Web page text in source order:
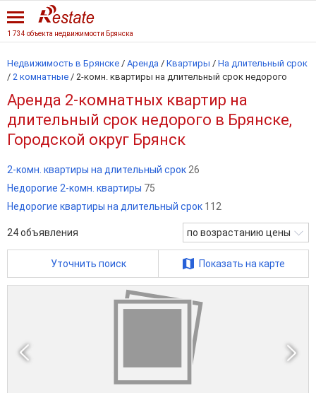
1 734 объекта недвижимости Брянска
Недвижимость в Брянске / Аренда / Квартиры / На длительный срок
/ 2 комнатные / 2-комн. квартиры на длительный срок недорого
Аренда 2-комнатных квартир на
длительный срок недорого в Брянске,
Городской округ Брянск
2-комн. квартиры на длительный срок 26
Недорогие 2-комн. квартиры 75
Недорогие квартиры на длительный срок 112
24объявления по возрастанию цены
Уточнить поиск Показать на карте